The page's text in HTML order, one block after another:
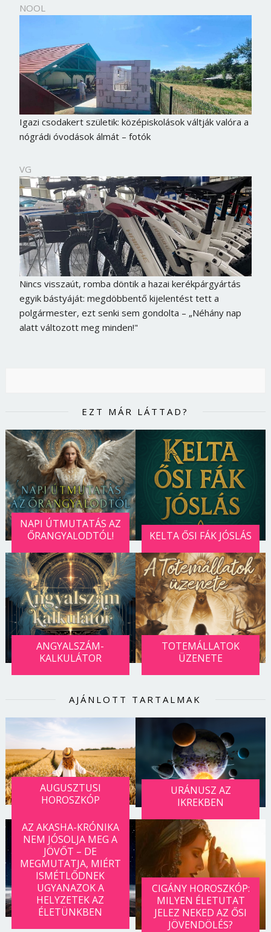
NOOL
Igazi csodakert születik: középiskolások váltják valóra a
nógrádi óvodások álmát – fotók
VG
Nincs visszaút, romba döntik a hazai kerékpárgyártás
egyik bástyáját: megdöbbentő kijelentést tett a
polgármester, ezt senki sem gondolta – „Néhány nap
alatt változott meg minden!"
EZT MÁR LÁTTAD?
NAPI ÚTMUTATÁS AZ
ŐRANGYALODTÓL!
KELTA ŐSI FÁK JÓSLÁS
ANGYALSZÁM-
KALKULÁTOR
TOTEMÁLLATOK
ÜZENETE
AJÁNLOTT TARTALMAK
AUGUSZTUSI
HOROSZKÓP
URÁNUSZ AZ
IKREKBEN
AZ AKASHA-KRÓNIKA
NEM JÓSOLJA MEG A
JÖVŐT – DE
MEGMUTATJA, MIÉRT
ISMÉTLŐDNEK
UGYANAZOK A
HELYZETEK AZ
ÉLETÜNKBEN
CIGÁNY HOROSZKÓP:
MILYEN ÉLETUTAT
JELEZ NEKED AZ ŐSI
JÖVENDÖLÉS?